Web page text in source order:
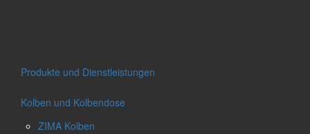
Produkte und Dienstleistungen
Kolben und Kolbendose
ZIMA Kolben